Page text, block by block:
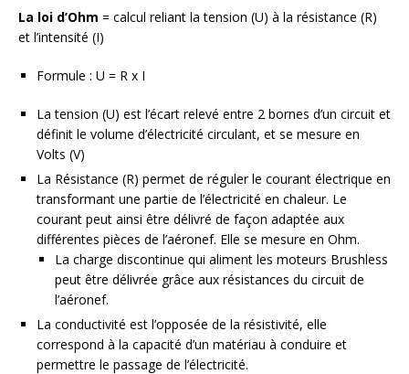
La loi d’Ohm = calcul reliant la tension (U) à la résistance (R)
et l’intensité (I)
Formule : U = R x I
La tension (U) est l’écart relevé entre 2 bornes d’un circuit et
définit le volume d’électricité circulant, et se mesure en
Volts (V)
La Résistance (R) permet de réguler le courant électrique en
transformant une partie de l’électricité en chaleur. Le
courant peut ainsi être délivré de façon adaptée aux
différentes pièces de l’aéronef. Elle se mesure en Ohm.
La charge discontinue qui aliment les moteurs Brushless
peut être délivrée grâce aux résistances du circuit de
l’aéronef.
La conductivité est l’opposée de la résistivité, elle
correspond à la capacité d’un matériau à conduire et
permettre le passage de l’électricité.